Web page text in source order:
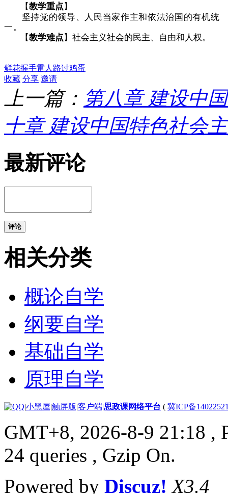
【教学重点 】
坚持党的领导、人民当家作主和依法治国的有机统
一。
【教学难点 】 社会主义社会的民主、自由和人权。
鲜花握手雷人 路过鸡蛋
收藏 分享 邀请
上一篇： 第八章 建设中
十章 建设中国特色社会
最新评论
评论
相关分类
概论自学
纲要自学
基础自学
原理自学
|小黑屋|触屏版|客户端|思政课网络平台 ( 冀ICP备
GMT+8, 2026-8-9 21:18 ,
24 queries , Gzip On.
Powered by Discuz! X3.4